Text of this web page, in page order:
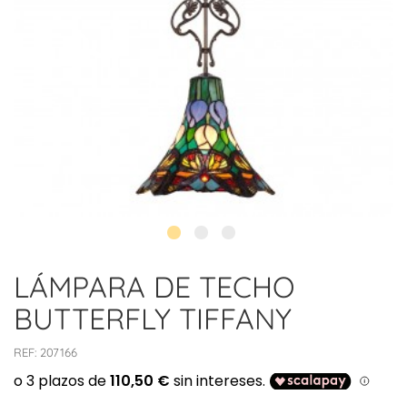
LÁMPARA DE TECHO
BUTTERFLY TIFFANY
REF: 207166